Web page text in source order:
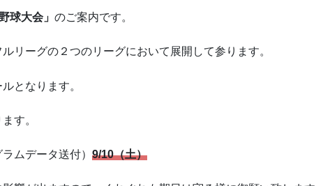
球大会」 のご案内です。
リーグの２つのリーグにおいて展開して参ります。
となります。
す。
ムデータ送付） 9/10（土）